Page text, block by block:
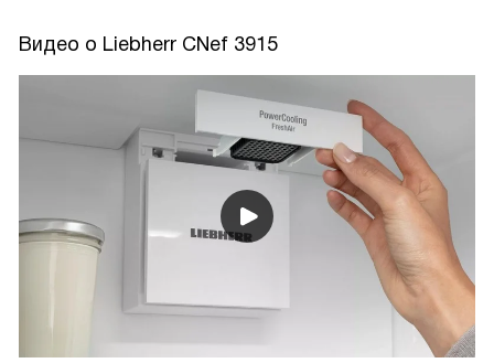
Видео о Liebherr CNef 3915